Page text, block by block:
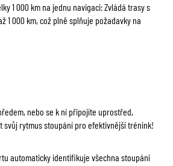
1 000 km na jednu navigaci: Zvládá trasy s
1 000 km, což plně splňuje požadavky na
nebo se k ní připojíte uprostřed,
svůj rytmus stoupání pro efektivnější trénink!
automaticky identifikuje všechna stoupání